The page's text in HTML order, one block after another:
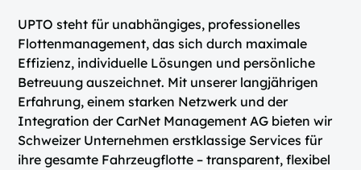
UPTO steht für unabhängiges, professionelles
Flottenmanagement, das sich durch maximale
Effizienz, individuelle Lösungen und persönliche
Betreuung auszeichnet. Mit unserer langjährigen
Erfahrung, einem starken Netzwerk und der
Integration der CarNet Management AG bieten wir
Schweizer Unternehmen erstklassige Services für
ihre gesamte Fahrzeugflotte – transparent, flexibel